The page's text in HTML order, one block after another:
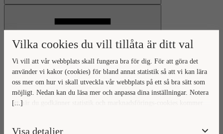
Vilka cookies du vill tillåta är ditt val
[...]
Vi vill att vår webbplats skall fungera bra för dig. För att göra det
använder vi kakor (cookies) för bland annat statistik så att vi kan lära
oss mer om hur vi skall utveckla vår webbplats på ett så bra sätt som
möjligt. Nedan kan du läsa mer och anpassa dina inställningar. Notera
att när du godkänner statistik och marknadsförings-cookies kommer
Visa detaljer
Öppna
huvudmeny
GåStäng
huvudmeny